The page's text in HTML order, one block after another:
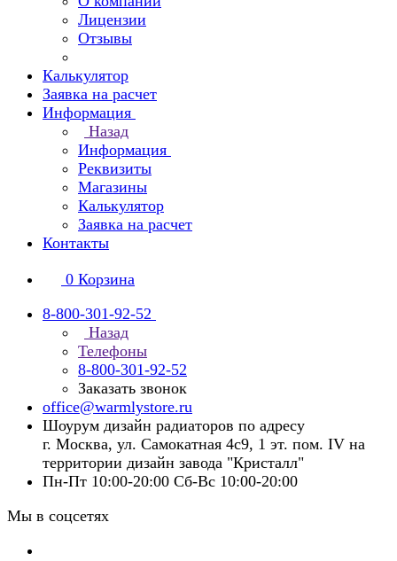
Лицензии
Отзывы
Калькулятор
Заявка на расчет
Информация
Назад
Информация
Реквизиты
Магазины
Калькулятор
Заявка на расчет
Контакты
0 Корзина
8-800-301-92-52
Назад
Телефоны
8-800-301-92-52
Заказать звонок
office@warmlystore.ru
Шоурум дизайн радиаторов по адресу
г. Москва, ул. Самокатная 4с9, 1 эт. пом. IV на
территории дизайн завода "Кристалл"
Пн-Пт 10:00-20:00 Сб-Вс 10:00-20:00
Мы в соцсетях